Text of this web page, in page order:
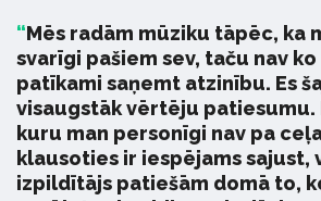
Mēs radām mūziku tāpēc, ka
svarīgi pašiem sev, taču nav
patīkami saņemt atzinību. Es
visaugstāk vērtēju patiesumu.
kuru man personīgi nav pa
klausoties ir iespējams sajust,
izpildītājs patiešām domā to,